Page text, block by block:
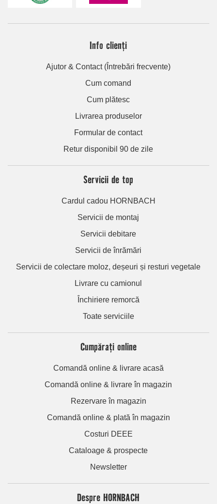
Info clienți
Ajutor & Contact (Întrebări frecvente)
Cum comand
Cum plătesc
Livrarea produselor
Formular de contact
Retur disponibil 90 de zile
Servicii de top
Cardul cadou HORNBACH
Servicii de montaj
Servicii debitare
Servicii de înrămări
Servicii de colectare moloz, deșeuri și resturi vegetale
Livrare cu camionul
Închiriere remorcă
Toate serviciile
Cumpărați online
Comandă online & livrare acasă
Comandă online & livrare în magazin
Rezervare în magazin
Comandă online & plată în magazin
Costuri DEEE
Cataloage & prospecte
Newsletter
Despre HORNBACH